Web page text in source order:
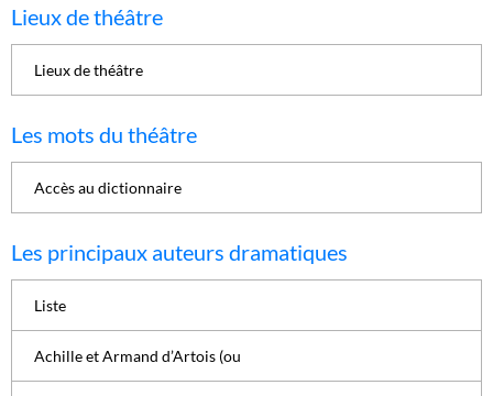
Lieux de théâtre
Lieux de théâtre
Les mots du théâtre
Accès au dictionnaire
Les principaux auteurs dramatiques
Liste
Achille et Armand d’Artois (ou